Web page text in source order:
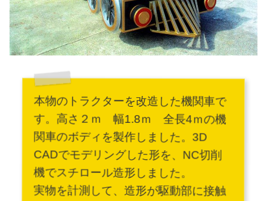
本物のトラクターを改造した機関車で
す。高さ２ｍ 幅1.8ｍ 全長4ｍの機
関車のボディを製作しました。3D
CADでモデリングした形を、NC切削
機でスチロール造形しました。
実物を計測して、造形が駆動部に接触